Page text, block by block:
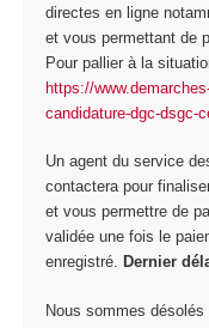
directes en ligne
et vous permettant de
Pour pallier à la
https://
candidature-dgc-dsgc-
Un agent du service
contactera pour
et vous permettre de
validée une fois le
enregistré. Dernier
Nous sommes